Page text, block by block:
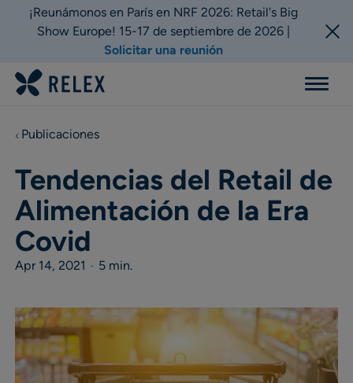
¡Reunámonos en París en NRF 2026: Retail's Big
Show Europe! 15-17 de septiembre de 2026 |
Solicitar una reunión
Menu
Publicaciones
Tendencias del Retail de
Alimentación de la Era
Covid
Apr 14, 2021 • 5 min.